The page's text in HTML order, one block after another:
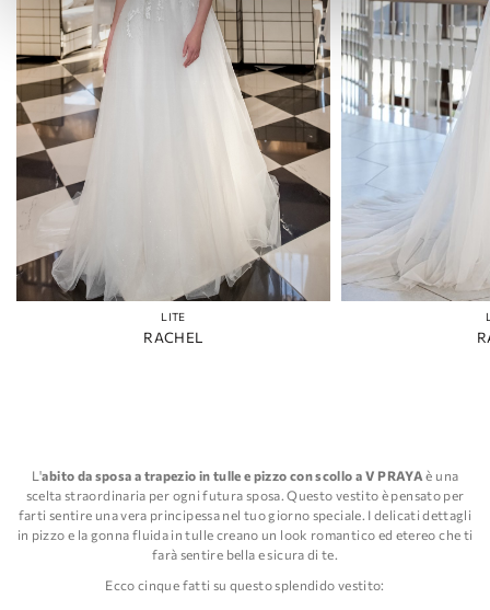
LITE
RACHEL
L'abito da sposa a trapezio in tulle e pizzo con scollo a V PRAYA è una
scelta straordinaria per ogni futura sposa. Questo vestito è pensato per
farti sentire una vera principessa nel tuo giorno speciale. I delicati dettagli
in pizzo e la gonna fluida in tulle creano un look romantico ed etereo che ti
farà sentire bella e sicura di te.
Ecco cinque fatti su questo splendido vestito: